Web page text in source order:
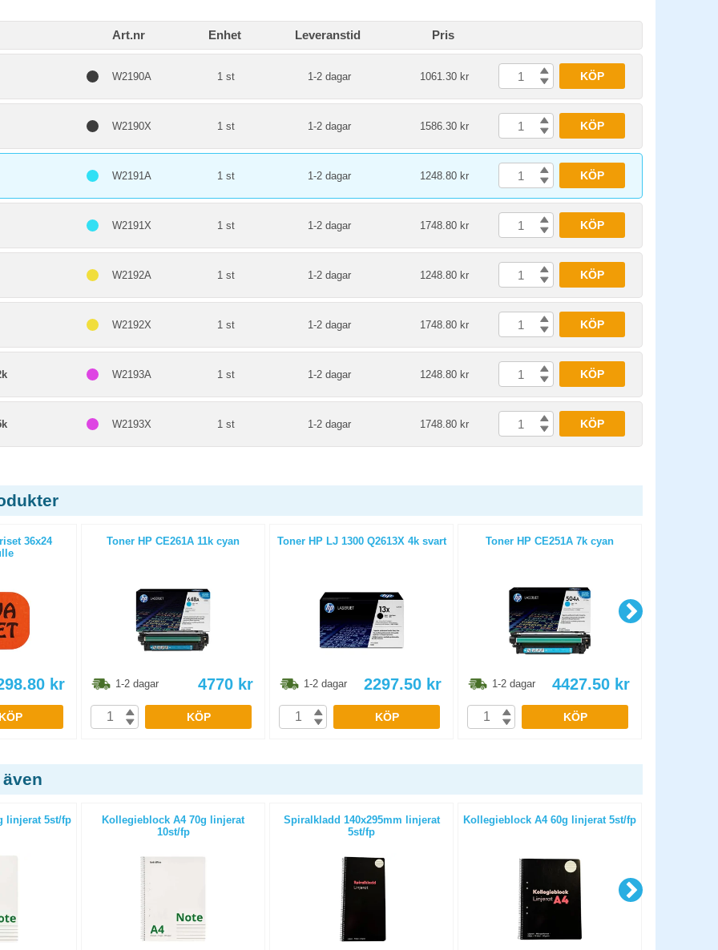
Art.nr Enhet Leveranstid Pris
W2190A 1 st 1-2 dagar 1061.30 kr KÖP
W2190X 1 st 1-2 dagar 1586.30 kr KÖP
W2191A 1 st 1-2 dagar 1248.80 kr KÖP
W2191X 1 st 1-2 dagar 1748.80 kr KÖP
W2192A 1 st 1-2 dagar 1248.80 kr KÖP
W2192X 1 st 1-2 dagar 1748.80 kr KÖP
W2193A 1 st 1-2 dagar 1248.80 kr KÖP
W2193X 1 st 1-2 dagar 1748.80 kr KÖP
36x24
kr
KÖP
Toner HP CE261A 11k cyan
1-2 dagar 4770 kr
KÖP
Toner HP LJ 1300 Q2613X 4k svart
1-2 dagar 2297.50 kr
KÖP
Toner HP CE251A 7k cyan
1-2 dagar 4427.50 kr
KÖP
linjerat 5st/fp
Kollegieblock A4 70g linjerat
10st/fp
Spiralkladd 140x295mm linjerat
5st/fp
Kollegieblock A4 60g linjerat 5st/fp